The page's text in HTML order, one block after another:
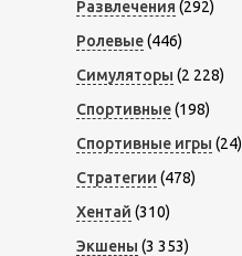
Развлечения (292)
Ролевые(446)
Симуляторы (2 228)
Спортивные(198)
Спортивные игры (24)
Стратегии (478)
Хентай (310)
Экшены (3 353)